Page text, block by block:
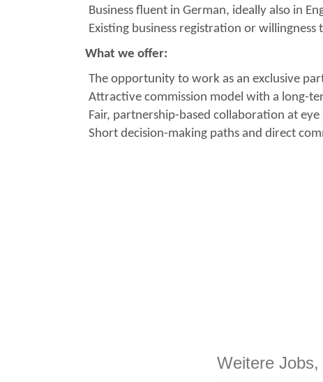
Business fluent in German, ideally also in
Existing business registration or
What we offer:
The opportunity to work as an exclusive
Attractive commission model with a long-
Fair, partnership-based collaboration at
Short decision-making paths and direct
Weitere